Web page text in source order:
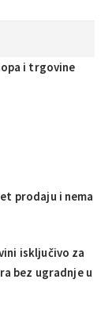
i trgovine
prodaju i nema
isključivo za
bez ugradnje u